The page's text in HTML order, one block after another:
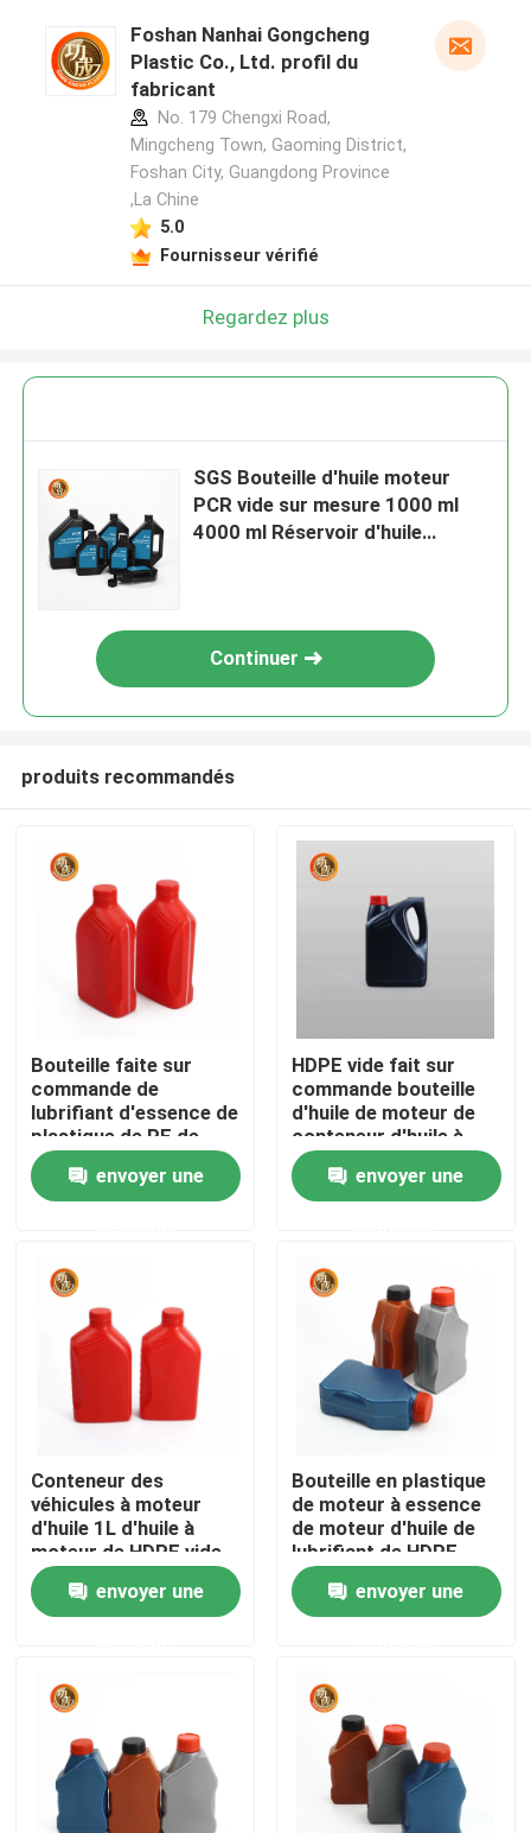
Aperçu
Vidéos
VR Show
Visite d'usine
Contrôle de la qualité
nouvelles
Bouteille de pilule en plastique
Foshan Nanhai Gongcheng
Plastic Co., Ltd. profil du
fabricant
No. 179 Chengxi Road,
Mingcheng Town, Gaoming District,
Foshan City, Guangdong Province
,La Chine
5.0
Fournisseur vérifié
Regardez plus
SGS Bouteille d'huile moteur
PCR vide sur mesure 1000 ml
4000 ml Réservoir d'huile
Continuer
produits recommandés
Bouteille faite sur
commande de
lubrifiant d'essence de
plastique de PE de
bouteille d'huile à
moteur de label
envoyer une
HDPE vide fait sur
commande bouteille
d'huile de moteur de
conteneur d'huile à
moteur de 2 litres
envoyer une
Conteneur des
véhicules à moteur
d'huile 1L d'huile à
moteur de HDPE vide
de bouteille
envoyer une
Bouteille en plastique
de moteur à essence
de moteur d'huile de
lubrifiant de HDPE
d'essence et d'huile
vide d'huile à moteur
envoyer une